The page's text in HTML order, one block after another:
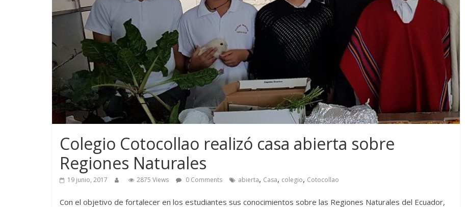
Colegio Cotocollao realizó casa abierta sobre
Regiones Naturales
19 junio, 2017 2875 Views 0 Comments abierta, Casa, colegio, Cotocollao
Con el objetivo de fortalecer en los estudiantes sus conocimientos sobre las Regiones Naturales del Ecuador,